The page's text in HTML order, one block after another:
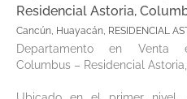
Residencial Astoria,
Cancún, Huayacán, RESIDENCIAL
Departamento en Venta
Columbus – Residencial